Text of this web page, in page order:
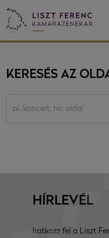
KERESÉS AZ
pl. koncert, hír, oldal
HÍRLEVÉL
Iratkozz fel a Liszt